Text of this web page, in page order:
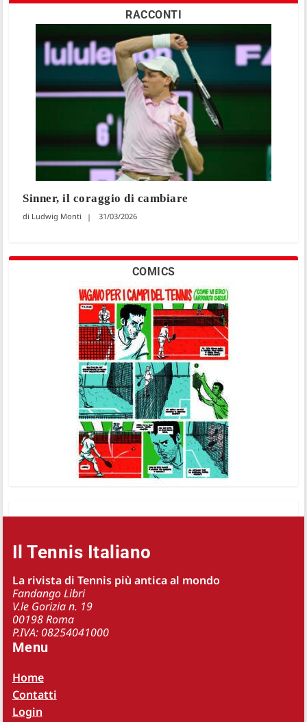
RACCONTI
Sinner, il coraggio di cambiare
Ludwig Monti 31/03/2026
COMICS
Il Tennis Italiano
La rivista di Tennis più antica al mondo
Fandango Libri
V.le Gorizia n. 19
00198 Roma
P.IVA: 08254041000
Menu
Home
Contatti
Login